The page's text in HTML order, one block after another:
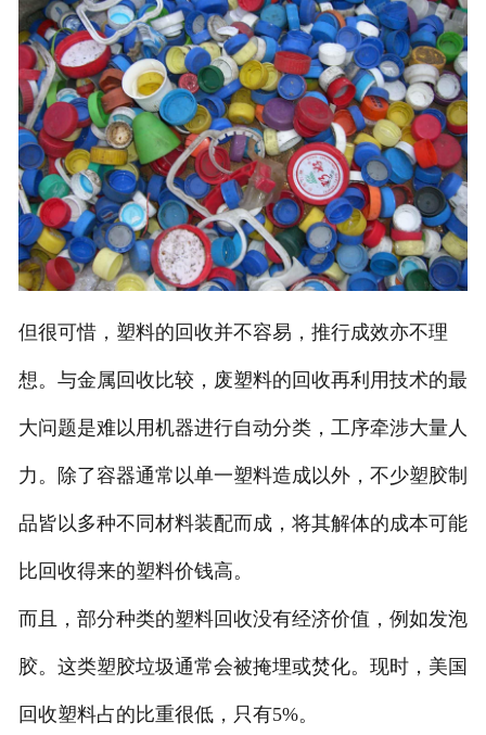
但很可惜，塑料的回收并不容易，推行成效亦不理
想。与金属回收比较，废塑料的回收再利用技术的最
大问题是难以用机器进行自动分类，工序牵涉大量人
力。除了容器通常以单一塑料造成以外，不少塑胶制
品皆以多种不同材料装配而成，将其解体的成本可能
比回收得来的塑料价钱高。
而且，部分种类的塑料回收没有经济价值，例如发泡
胶。这类塑胶垃圾通常会被掩埋或焚化。现时，美国
回收塑料占的比重很低，只有5%。